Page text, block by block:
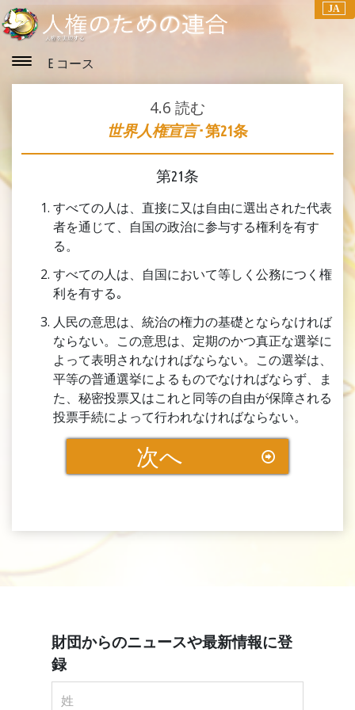
JA
E コース
4.6 読む
世界人権宣言･第21条
第21条
すべての人は、直接に又は自由に選出された代表
者を通じて、自国の政治に参与する権利を有す
る。
すべての人は、自国において等しく公務につく権
利を有する｡
人民の意思は、統治の権力の基礎とならなければ
ならない。この意思は、定期のかつ真正な選挙に
よって表明されなければならない。この選挙は、
平等の普通選挙によるものでなければならず、ま
た、秘密投票又はこれと同等の自由が保障される
投票手続によって行われなければならない。
次へ
財団からのニュースや最新情報に登
録